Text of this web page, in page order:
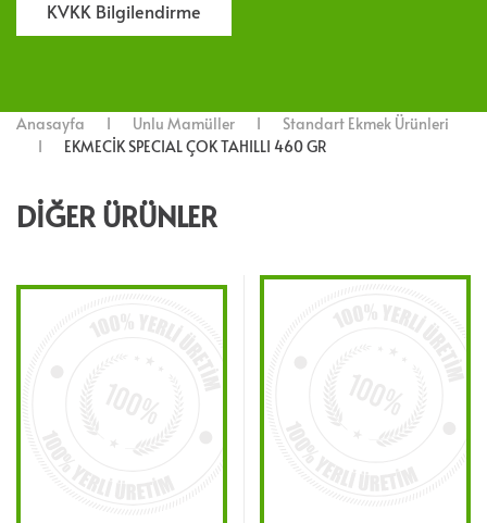
KVKK Bilgilendirme
Anasayfa Unlu Mamüller
Standart Ekmek Ürünleri
EKMECİK SPECIAL ÇOK TAHILLI 460 GR
DIĞER ÜRÜNLER